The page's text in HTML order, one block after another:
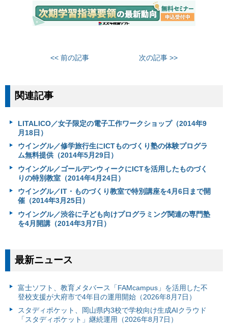
<< 前の記事 次の記事 >>
関連記事
LITALICO／女子限定の電子工作ワークショップ（2014年9
月18日）
ウイングル／修学旅行生にICTものづくり塾の体験プログラ
ム無料提供（2014年5月29日）
ウイングル／ゴールデンウィークにICTを活用したものづく
りの特別教室（2014年4月24日）
ウイングル／IT・ものづくり教室で特別講座を4月6日まで開
催（2014年3月25日）
ウイングル／渋谷に子ども向けプログラミング関連の専門塾
を4月開講（2014年3月7日）
最新ニュース
富⼠ソフト、教育メタバース「FAMcampus」を活用した不
登校支援が大府市で4年目の運用開始（2026年8月7日）
スタディポケット、岡山県内3校で学校向け生成AIクラウド
「スタディポケット」継続運用（2026年8月7日）